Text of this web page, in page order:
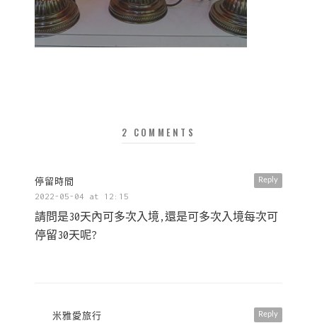
2 COMMENTS
Reply
停留時間
2022-05-04 at 12:15
請問是30天內可多次入境,還是可多次入境每次可
停留30天呢?
Reply
米雅愛旅行